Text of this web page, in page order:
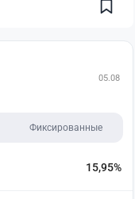
05.08
Фиксированные
15,95%